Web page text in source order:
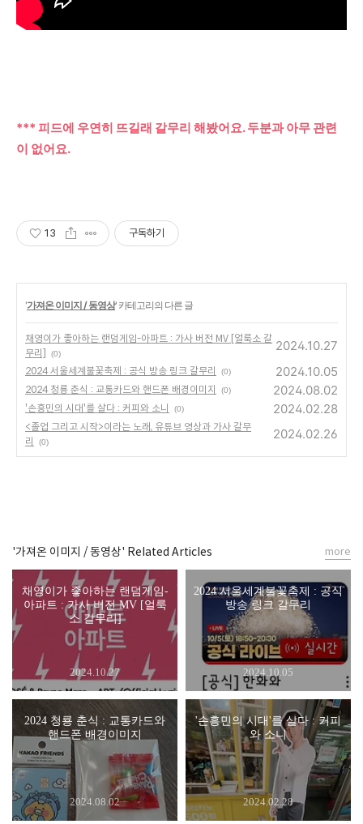
*** 피드에 우연히 뜨길래 갈무리 해봤어요. 두분과 아무 관련
이 없어요.
13 구독하기
'가져온 이미지 / 동영상' 카테고리의 다른 글
채영이가 좋아하는 랜덤게임-아파트 : 가사 버전 MV [얼룩소 갈
무리]
(0)
2024.10.27
2024 서울세계불꽃축제 : 공식 방송 링크 갈무리 (0) 2024.10.05
2024 청룡 춘식 : 교통카드와 핸드폰 배경이미지 (0) 2024.08.02
'손흥민의 시대'를 살다 : 커피와 소니 (0) 2024.02.28
<졸업 그리고 시작>이라는 노래, 유튜브 영상과 가사 갈무
리
(0)
2024.02.26
'가져온 이미지 / 동영상' Related Articles
채영이가 좋아하는 랜덤게임-
아파트 : 가사 버전 MV [얼룩
소 갈무리]
2024.10.27
2024 서울세계불꽃축제 : 공식
방송 링크 갈무리
2024.10.05
2024 청룡 춘식 : 교통카드와
핸드폰 배경이미지
2024.08.02
'손흥민의 시대'를 살다 : 커피
와 소니
2024.02.28
more